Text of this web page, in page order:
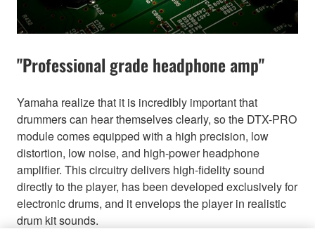
"Professional grade headphone amp"
Yamaha realize that it is incredibly important that
drummers can hear themselves clearly, so the DTX-PRO
module comes equipped with a high precision, low
distortion, low noise, and high-power headphone
amplifier. This circuitry delivers high-fidelity sound
directly to the player, has been developed exclusively for
electronic drums, and it envelops the player in realistic
drum kit sounds.